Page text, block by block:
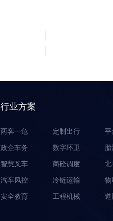
行业方案
两客一危
政企车务
智慧叉车
汽车风控
安全教育
定制出行
数字环卫
商砼调度
冷链运输
工程机械
平
北
物
道